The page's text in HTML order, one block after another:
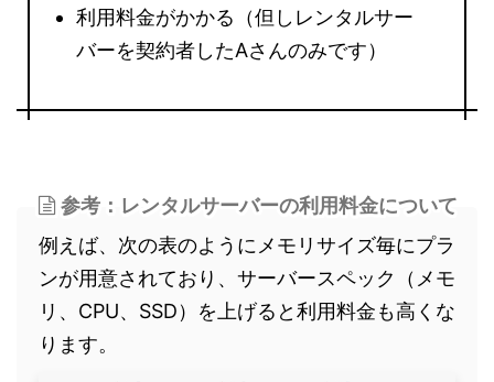
利用料金がかかる（但しレンタルサー
バーを契約者したAさんのみです）
参考：レンタルサーバーの利用料金について
例えば、次の表のようにメモリサイズ毎にプラ
ンが用意されており、サーバースペック（メモ
リ、CPU、SSD）を上げると利用料金も高くな
ります。